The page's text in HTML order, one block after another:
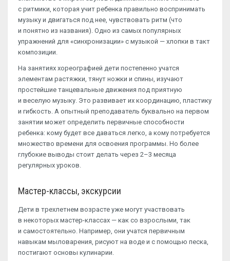
с ритмики, которая учит ребенка правильно воспринимать
музыку и двигаться под нее, чувствовать ритм (что
и понятно из названия). Одно из самых популярных
упражнений для «синхронизации» с музыкой — хлопки в такт
композиции.
На занятиях хореографией дети постепенно учатся
элементам растяжки, тянут ножки и спины, изучают
простейшие танцевальные движения под приятную
и веселую музыку. Это развивает их координацию, пластику
и гибкость. А опытный преподаватель буквально на первом
занятии может определить первичные способности
ребенка: кому будет все даваться легко, а кому потребуется
множество времени для освоения программы. Но более
глубокие выводы стоит делать через 2–3 месяца
регулярных уроков.
Мастер-классы, экскурсии
Дети в трехлетнем возрасте уже могут участвовать
в некоторых мастер-классах — как со взрослыми, так
и самостоятельно. Например, они учатся первичным
навыкам мыловарения, рисуют на воде и с помощью песка,
постигают основы кулинарии.